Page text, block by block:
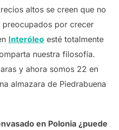
altos se creen que no
preocupados por crecer
Interóleoesté totalmente
nuestra filosofía.
y ahora somos 22 en
almazara de Piedrabuena
en Polonia ¿puede